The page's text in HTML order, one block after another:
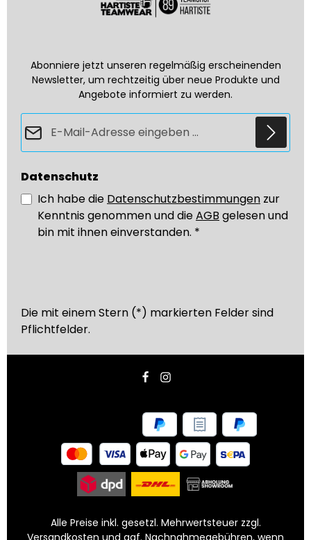
Abonniere jetzt unseren regelmäßig erscheinenden
Newsletter, um rechtzeitig über neue Produkte und
Angebote informiert zu werden.
Datenschutz
Ich habe die Datenschutzbestimmungen zur
Kenntnis genommen und dieAGB gelesen und
bin mit ihnen einverstanden. *
Die mit einem Stern (*) markierten Felder sind
Pflichtfelder.
Alle Preise inkl. gesetzl. Mehrwertsteuer zzgl.
Versandkosten und ggf. Nachnahmegebühren, wenn